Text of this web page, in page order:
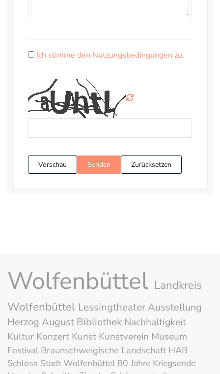
Ich stimme den Nutzungsbedingungen zu.
Vorschau Senden Zurücksetzen
Wolfenbüttel Landkreis
Wolfenbüttel LessingtheaterAusstellung
Herzog August Bibliothek Nachhaltigkeit
Kultur Konzert Kunst Kunstverein Museum
Festival Braunschweigische Landschaft HAB
Schloss Stadt Wolfenbüttel 80 Jahre Kriegsende